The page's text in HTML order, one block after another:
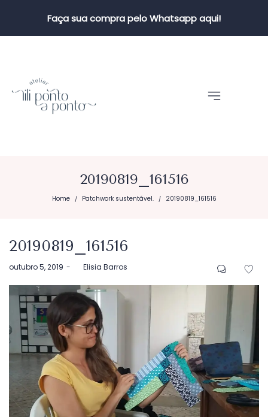
Faça sua compra pelo Whatsapp aqui!
20190819_161516
Home / Patchwork sustentável. / 20190819_161516
20190819_161516
Postado
outubro 5, 2019 byElisia Barros